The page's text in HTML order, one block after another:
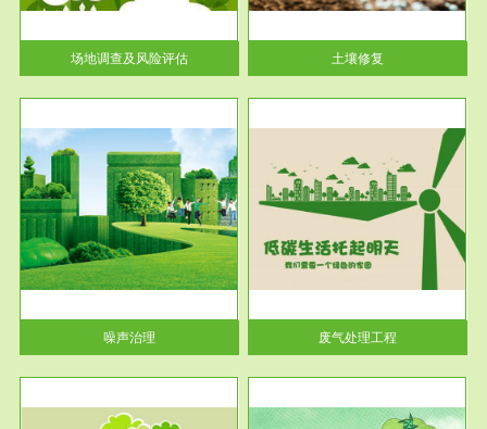
场地调查及风险评估 土壤修复
噪声治理
服务范围
废气处理工程
废气处理工程